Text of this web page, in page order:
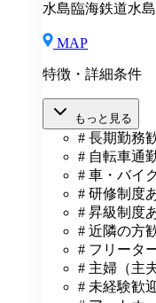
◆保養施設利用
水島臨海鉄道水
MAP
特徴・詳細条件
もっと見る
# 長期勤務
# 自転車通
# 車・バイ
# 研修制度
# 昇級制度
# 近隣の方
# フリータ
# 主婦（主
# 未経験歓